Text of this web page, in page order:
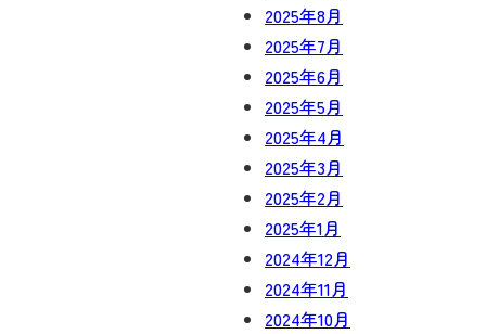
2025年8月
2025年7月
2025年6月
2025年5月
2025年4月
2025年3月
2025年2月
2025年1月
2024年12月
2024年11月
2024年10月